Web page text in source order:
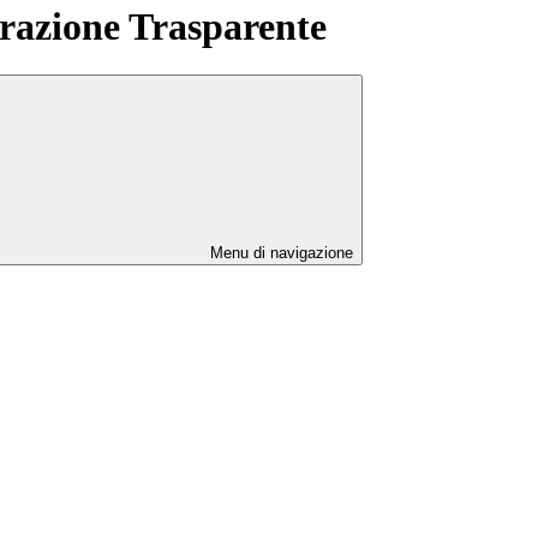
Trasparente
Menu di navigazione